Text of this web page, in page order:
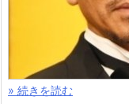
» 続きを読む